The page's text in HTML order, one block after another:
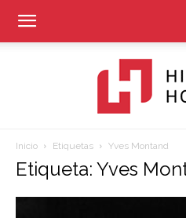
Inicio Etiquetas Yves Montand
Etiqueta: Yves